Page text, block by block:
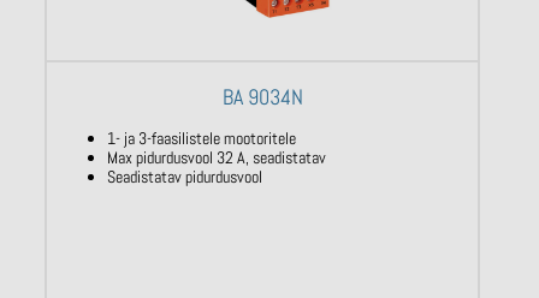
BA 9034N
1- ja 3-faasilistele mootoritele
Max pidurdusvool 32 A, seadistatav
Seadistatav pidurdusvool